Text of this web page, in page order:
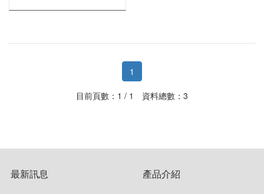
1
目前頁數：1 / 1 資料總數：3
最新訊息 產品介紹